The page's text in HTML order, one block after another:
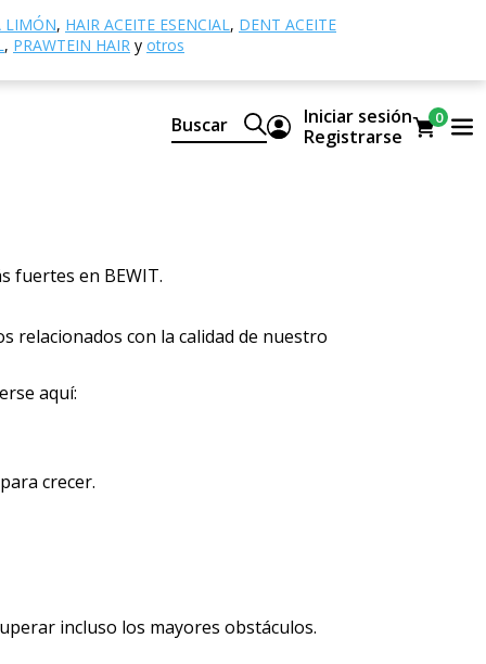
LIMÓN, HAIR ACEITE ESENCIAL, DENT ACEITE
, PRAWTEIN HAIR y otros
Buscar
Iniciar sesión
Registrarse
0
paso adelante
fuertes en BEWIT.
relacionados con la calidad de nuestro
aquí:
crecer.
incluso los mayores obstáculos.